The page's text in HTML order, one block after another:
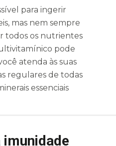
para ingerir
mas nem sempre
todos os nutrientes
pode
atenda às suas
regulares de todas
essenciais